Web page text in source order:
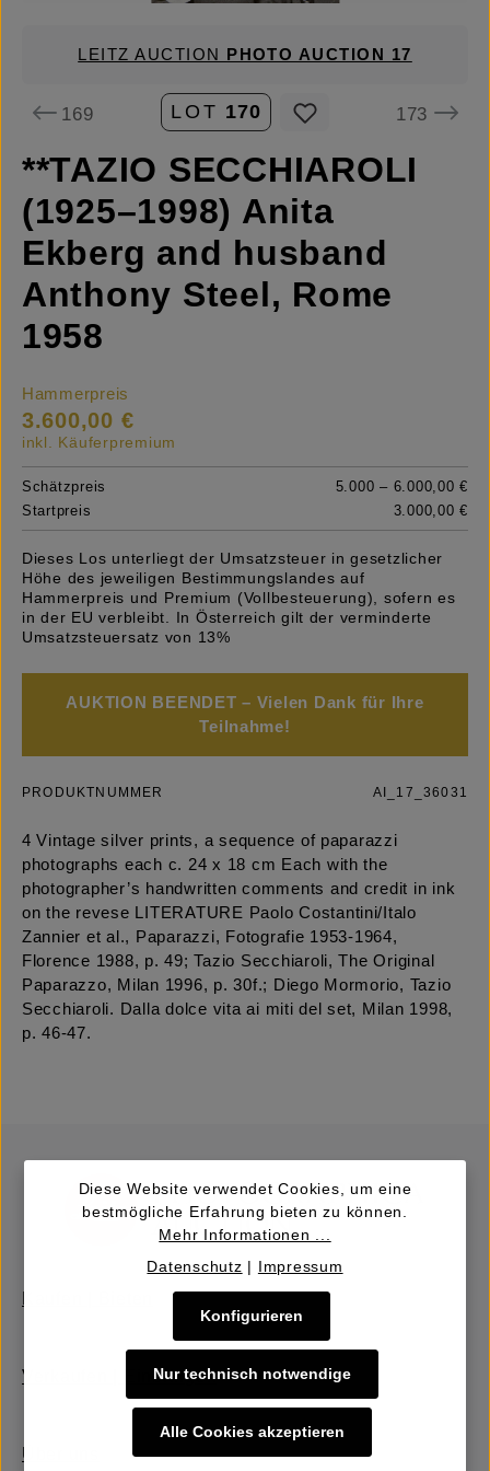
LEITZ AUCTION PHOTO AUCTION 17
169 LOT 170 173
**TAZIO SECCHIAROLI
(1925–1998) Anita
Ekberg and husband
Anthony Steel, Rome
1958
Hammerpreis
3.600,00 €
inkl. Käuferpremium
Schätzpreis
5.000 – 6.000,00 €
Startpreis
3.000,00 €
Dieses Los unterliegt der Umsatzsteuer in gesetzlicher
Höhe des jeweiligen Bestimmungslandes auf
Hammerpreis und Premium (Vollbesteuerung), sofern es
in der EU verbleibt. In Österreich gilt der verminderte
Umsatzsteuersatz von 13%
AUKTION BEENDET – Vielen Dank für Ihre
Teilnahme!
PRODUKTNUMMER AI_17_36031
4 Vintage silver prints, a sequence of paparazzi
photographs each c. 24 x 18 cm Each with the
photographer’s handwritten comments and credit in ink
on the revese LITERATURE Paolo Costantini/Italo
Zannier et al., Paparazzi, Fotografie 1953-1964,
Florence 1988, p. 49; Tazio Secchiaroli, The Original
Paparazzo, Milan 1996, p. 30f.; Diego Mormorio, Tazio
Secchiaroli. Dalla dolce vita ai miti del set, Milan 1998,
p. 46-47.
Verkaufen | Einbringen
Über uns
Diese Website verwendet Cookies, um eine
bestmögliche Erfahrung bieten zu können.
Mehr Informationen ...
Datenschutz | Impressum
Nur technisch notwendige
Konfigurieren
Alle Cookies akzeptieren